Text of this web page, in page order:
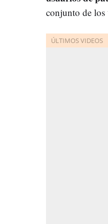
conjunto de